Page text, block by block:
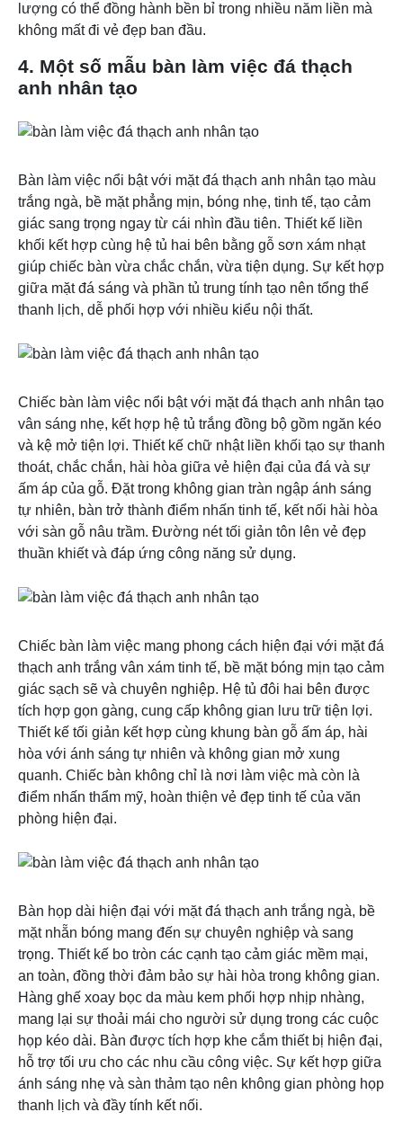
lượng có thể đồng hành bền bỉ trong nhiều năm liền mà
không mất đi vẻ đẹp ban đầu.
4. Một số mẫu bàn làm việc đá thạch
anh nhân tạo
Bàn làm việc nổi bật với mặt đá thạch anh nhân tạo màu
trắng ngà, bề mặt phẳng mịn, bóng nhẹ, tinh tế, tạo cảm
giác sang trọng ngay từ cái nhìn đầu tiên. Thiết kế liền
khối kết hợp cùng hệ tủ hai bên bằng gỗ sơn xám nhạt
giúp chiếc bàn vừa chắc chắn, vừa tiện dụng. Sự kết hợp
giữa mặt đá sáng và phần tủ trung tính tạo nên tổng thể
thanh lịch, dễ phối hợp với nhiều kiểu nội thất.
Chiếc bàn làm việc nổi bật với mặt đá thạch anh nhân tạo
vân sáng nhẹ, kết hợp hệ tủ trắng đồng bộ gồm ngăn kéo
và kệ mở tiện lợi. Thiết kế chữ nhật liền khối tạo sự thanh
thoát, chắc chắn, hài hòa giữa vẻ hiện đại của đá và sự
ấm áp của gỗ. Đặt trong không gian tràn ngập ánh sáng
tự nhiên, bàn trở thành điểm nhấn tinh tế, kết nối hài hòa
với sàn gỗ nâu trầm. Đường nét tối giản tôn lên vẻ đẹp
thuần khiết và đáp ứng công năng sử dụng.
Chiếc bàn làm việc mang phong cách hiện đại với mặt đá
thạch anh trắng vân xám tinh tế, bề mặt bóng mịn tạo cảm
giác sạch sẽ và chuyên nghiệp. Hệ tủ đôi hai bên được
tích hợp gọn gàng, cung cấp không gian lưu trữ tiện lợi.
Thiết kế tối giản kết hợp cùng khung bàn gỗ ấm áp, hài
hòa với ánh sáng tự nhiên và không gian mở xung
quanh. Chiếc bàn không chỉ là nơi làm việc mà còn là
điểm nhấn thẩm mỹ, hoàn thiện vẻ đẹp tinh tế của văn
phòng hiện đại.
Bàn họp dài hiện đại với mặt đá thạch anh trắng ngà, bề
mặt nhẵn bóng mang đến sự chuyên nghiệp và sang
trọng. Thiết kế bo tròn các cạnh tạo cảm giác mềm mại,
an toàn, đồng thời đảm bảo sự hài hòa trong không gian.
Hàng ghế xoay bọc da màu kem phối hợp nhịp nhàng,
mang lại sự thoải mái cho người sử dụng trong các cuộc
họp kéo dài. Bàn được tích hợp khe cắm thiết bị hiện đại,
hỗ trợ tối ưu cho các nhu cầu công việc. Sự kết hợp giữa
ánh sáng nhẹ và sàn thảm tạo nên không gian phòng họp
thanh lịch và đầy tính kết nối.